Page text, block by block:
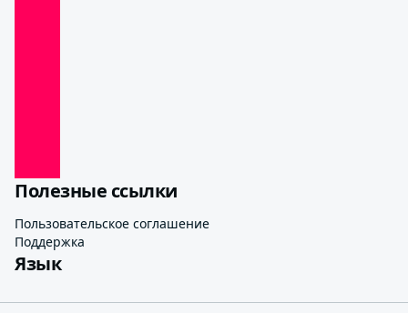
Полезные ссылки
Пользовательское соглашение
Поддержка
Язык